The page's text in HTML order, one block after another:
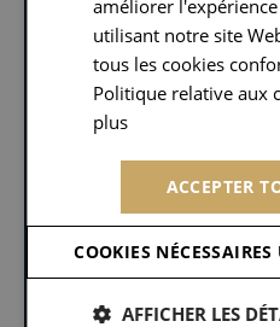
Me Ilona RIGALDO
AVOCATE
gestion de leurs
en conseil qu’en
améliorer
utilisant notre site
tous les cookies
Politique relative aux
plus
ACCEPTER
COOKIES
AFFICHER LES